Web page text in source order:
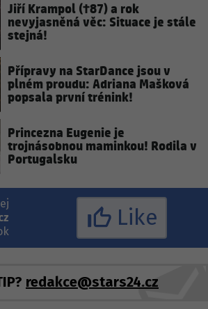
Jiří Krampol (†87) a rok
nevyjasněná věc: Situace je stále
stejná!
Přípravy na StarDance jsou v
plném proudu: Adriana Mašková
popsala první trénink!
Princezna Eugenie je
trojnásobnou maminkou! Rodila v
Portugalsku
Like
redakce@stars24.cz